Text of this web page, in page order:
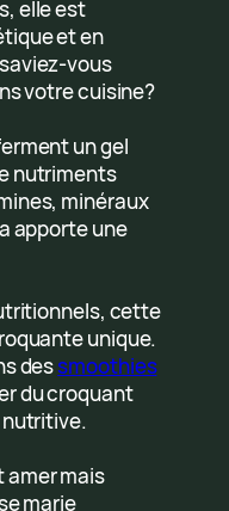
elle est
et en
vous
votre cuisine?
un gel
nutriments
minéraux
apporte une
cette
unique.
dessmoothies
du croquant
amer mais
marie